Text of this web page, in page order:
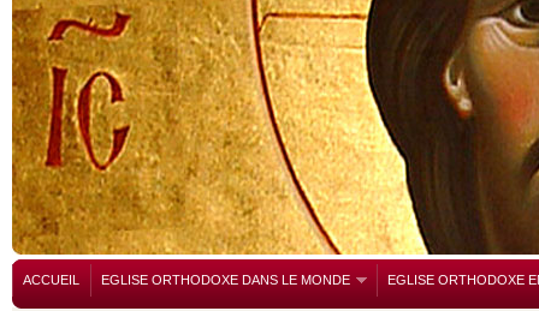
ACCUEIL EGLISE ORTHODOXE DANS LE MONDE EGLISE ORTHODOXE